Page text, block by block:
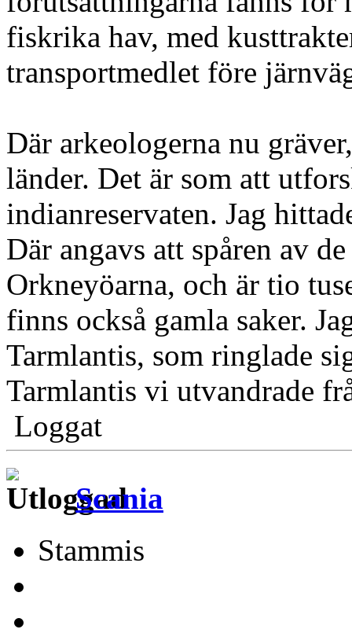
fiskrika hav, med
transportmedlet före
Där arkeologerna nu
länder. Det är som att
indianreservaten. Jag
Där angavs att spåren av
Orkneyöarna, och är tio
finns också gamla saker.
Tarmlantis, som ringlade
Tarmlantis vi utvandrade
Loggat
Scania
Stammis